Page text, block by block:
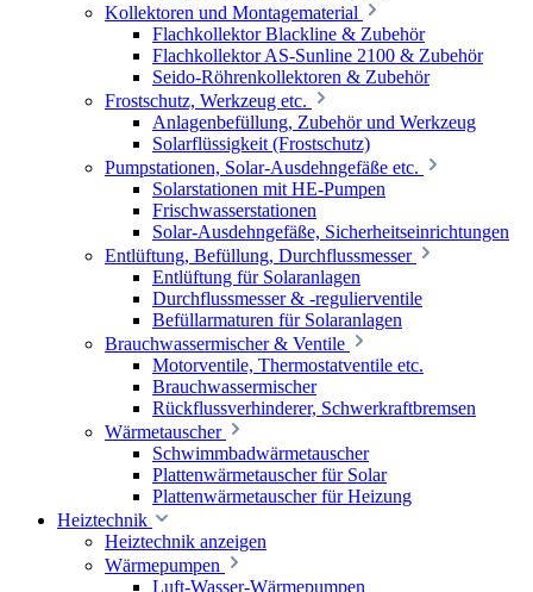
Kollektoren und Montagematerial
Flachkollektor Blackline & Zubehör
Flachkollektor AS-Sunline 2100 & Zubehör
Seido-Röhrenkollektoren & Zubehör
Frostschutz, Werkzeug etc.
Anlagenbefüllung, Zubehör und Werkzeug
Solarflüssigkeit (Frostschutz)
Pumpstationen, Solar-Ausdehngefäße etc.
Solarstationen mit HE-Pumpen
Frischwasserstationen
Solar-Ausdehngefäße, Sicherheitseinrichtungen
Entlüftung, Befüllung, Durchflussmesser
Entlüftung für Solaranlagen
Durchflussmesser & -regulierventile
Befüllarmaturen für Solaranlagen
Brauchwassermischer & Ventile
Motorventile, Thermostatventile etc.
Brauchwassermischer
Rückflussverhinderer, Schwerkraftbremsen
Wärmetauscher
Schwimmbadwärmetauscher
Plattenwärmetauscher für Solar
Plattenwärmetauscher für Heizung
Heiztechnik
Heiztechnik anzeigen
Wärmepumpen
Luft-Wasser-Wärmepumpen